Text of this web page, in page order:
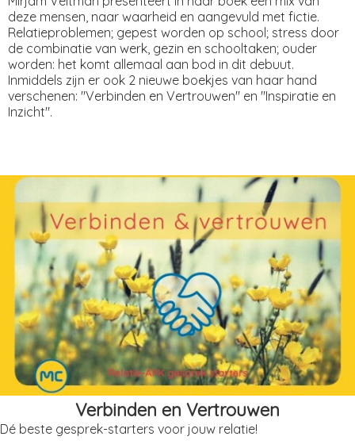
deze mensen, naar waarheid en aangevuld met fictie.
Relatieproblemen; gepest worden op school; stress door
de combinatie van werk, gezin en schooltaken; ouder
worden: het komt allemaal aan bod in dit debuut.
Inmiddels zijn er ook 2 nieuwe boekjes van haar hand
verschenen: "Verbinden en Vertrouwen" en "Inspiratie en
Inzicht".
Verbinden en Vertrouwen
Dé beste gesprek-starters voor jouw relatie!